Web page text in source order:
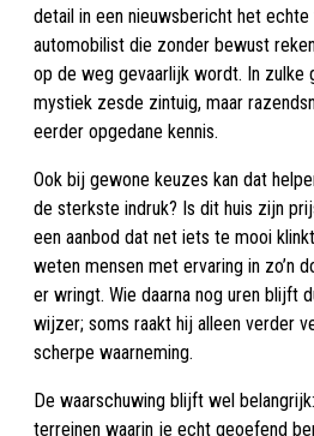
detail in een nieuwsbericht het echte
automobilist die zonder bewust
op de weg gevaarlijk wordt. In zulke
mystiek zesde zintuig, maar
eerder opgedane kennis.
Ook bij gewone keuzes kan dat
de sterkste indruk? Is dit huis zijn
een aanbod dat net iets te mooi
weten mensen met ervaring in zo’n
er wringt. Wie daarna nog uren blijft
wijzer; soms raakt hij alleen verder
scherpe waarneming.
De waarschuwing blijft wel belangrijk:
terreinen waarin je echt geoefend